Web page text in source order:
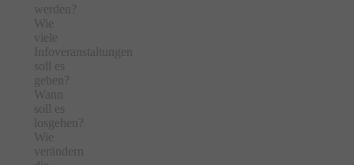
werden?
Wie
viele
Infoveranstaltungen
soll es
geben?
Wann
soll es
losgehen?
Wie
verändern